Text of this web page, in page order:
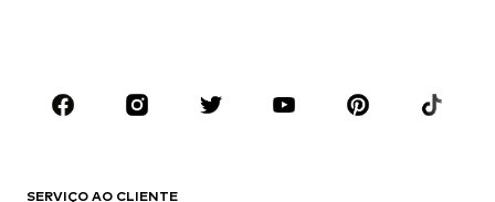
Acessórios
Premium
Novidades
SERVIÇO AO CLIENTE